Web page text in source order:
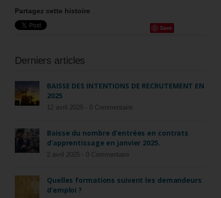
Partagez cette histoire
Save
Derniers articles
BAISSE DES INTENTIONS DE RECRUTEMENT EN
2025
12 avril 2025 - 0 Commentaire
Baisse du nombre d’entrées en contrats
d’apprentissage en janvier 2025.
2 avril 2025 - 0 Commentaire
Quelles formations suivent les demandeurs
d’emploi ?